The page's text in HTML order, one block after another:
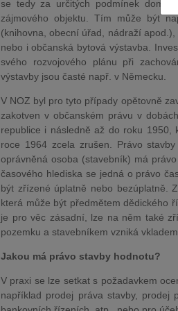
se tedy za určitých podmínek
zájmového objektu. Tím může být
(knihovna, obecní úřad, nádraží
nebo i občanská bytová výstavba.
svého rozvojového plánu při
výstavby jsou časté např. v Německu.
V NOZ byl pro tyto případy opětovně
zakotven v občanském právu v
republice i následně až do roku 1950,
roce 1964 zcela zrušen. Právo
oprávněná osoba (stavebník) má
časového hlediska se jedná o právo
být zřízené úplatně nebo bezúplatně.
která může být předmětem dědického
je pro věc zásadní, lze na něm také
pozemku a stavebníkem vzniká
Jakou má právo stavby hodnotu?
V praxi se lze setkat s požadavkem
například prodej práva stavby, prodej
Kurzy